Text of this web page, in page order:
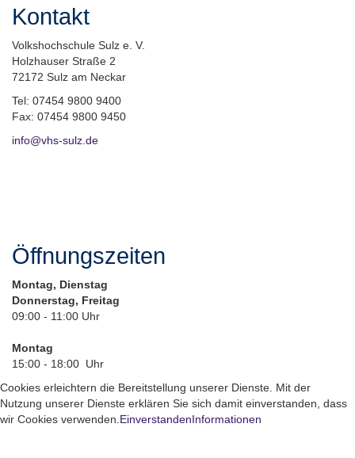
Kontakt
Volkshochschule Sulz e. V.
Holzhauser Straße 2
72172 Sulz am Neckar
Tel: 07454 9800 9400
Fax: 07454 9800 9450
info@vhs-sulz.de
Öffnungszeiten
Montag, Dienstag
Donnerstag, Freitag
09:00 - 11:00 Uhr
Montag
15:00 - 18:00 Uhr
Cookies erleichtern die Bereitstellung unserer Dienste. Mit der
Nutzung unserer Dienste erklären Sie sich damit einverstanden, dass
wir Cookies verwenden. EinverstandenInformationen